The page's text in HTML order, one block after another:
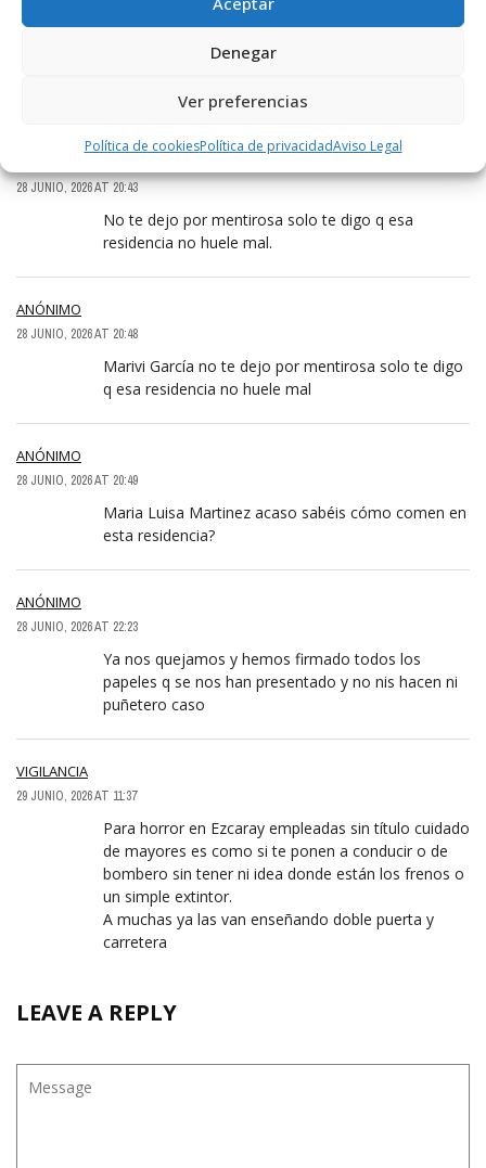
Denegar
Ver preferencias
Política de cookiesPolítica de privacidadAviso Legal
28 JUNIO, 2026 AT 20:43
No te dejo por mentirosa solo te digo q esa
residencia no huele mal.
ANÓNIMO
28 JUNIO, 2026 AT 20:48
Marivi García no te dejo por mentirosa solo te digo
q esa residencia no huele mal
ANÓNIMO
28 JUNIO, 2026 AT 20:49
Maria Luisa Martinez acaso sabéis cómo comen en
esta residencia?
ANÓNIMO
28 JUNIO, 2026 AT 22:23
Ya nos quejamos y hemos firmado todos los
papeles q se nos han presentado y no nis hacen ni
puñetero caso
VIGILANCIA
29 JUNIO, 2026 AT 11:37
Para horror en Ezcaray empleadas sin título cuidado
de mayores es como si te ponen a conducir o de
bombero sin tener ni idea donde están los frenos o
un simple extintor.
A muchas ya las van enseñando doble puerta y
carretera
LEAVE A REPLY